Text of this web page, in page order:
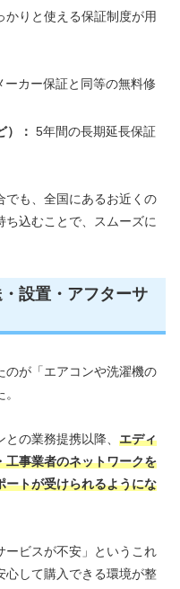
りと使える保証制度が用
ーカー保証と同等の無料修
）： 5年間の長期延長保証
でも、全国にあるお近くの
込むことで、スムーズに
設置・アフターサ
のが「エアコンや洗濯機の
の業務提携以降、 エディ
工事業者のネットワークを
ートが受けられるようにな
ービスが不安」というこれ
心して購入できる環境が整